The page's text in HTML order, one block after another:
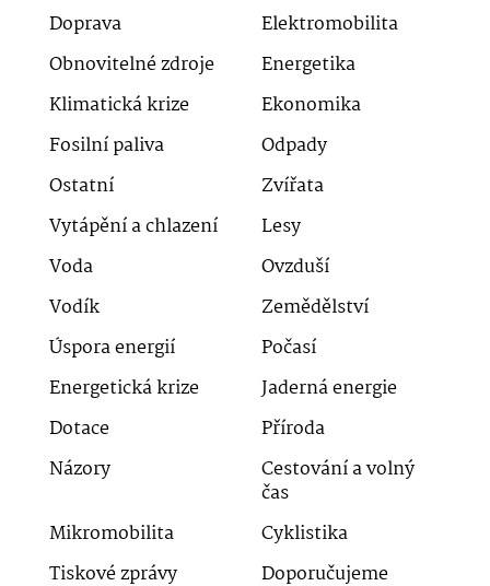
Doprava
Elektromobilita
Obnovitelné zdroje
Energetika
Klimatická krize
Ekonomika
Fosilní paliva
Odpady
Ostatní
Zvířata
Vytápění a chlazení
Lesy
Voda
Ovzduší
Vodík
Zemědělství
Úspora energií
Počasí
Energetická krize
Jaderná energie
Dotace
Příroda
Názory
Cestování a volný
čas
Mikromobilita
Cyklistika
Tiskové zprávy
Doporučujeme